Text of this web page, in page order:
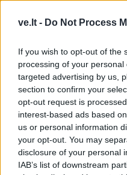
ve.lt - Do Not Process
If you wish to opt-out of the
processing of your
targeted advertising by us,
section to confirm your
opt-out request is
interest-based ads based
us or personal information
your opt-out. You may
disclosure of your personal
IAB’s list of downstream
Šie trumpi kirpimai po 50
metų suteikia plaukams
daugiau apimties, o
– gaivumo